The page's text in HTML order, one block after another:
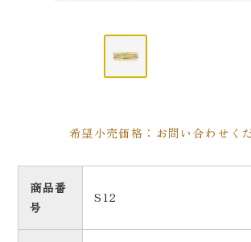
希望小売価格：お問い合わせく
商品番
号
S12